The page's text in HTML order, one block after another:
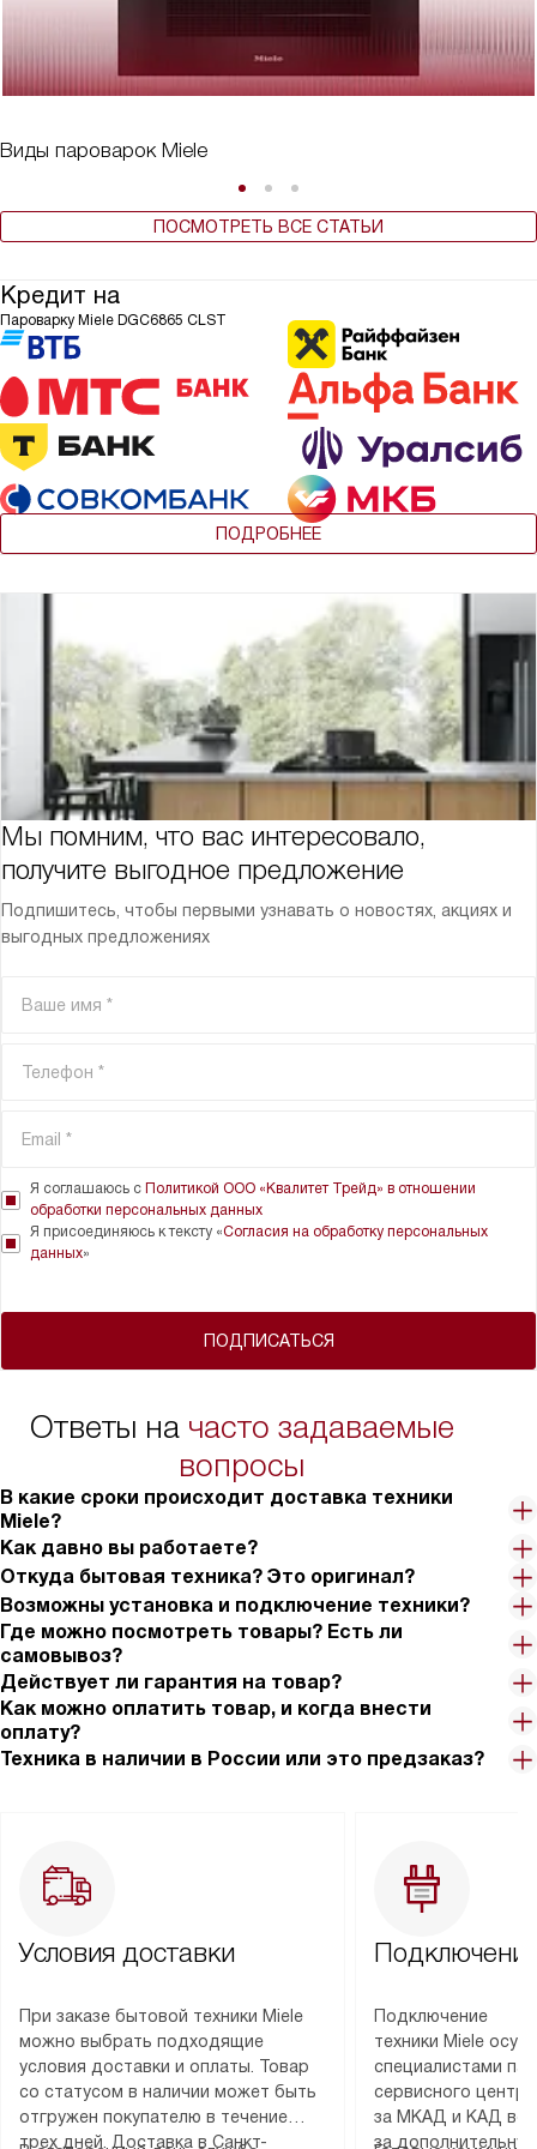
Виды пароварок Miele
ПОСМОТРЕТЬ ВСЕ СТАТЬИ
Кредит на
Пароварку Miele DGC6865 CLST
ПОДРОБНЕЕ
Мы помним, что вас интересовало,
получите выгодное предложение
Подпишитесь, чтобы первыми узнавать о новостях, акциях и
выгодных предложениях
ПОДПИСАТЬСЯ
Я соглашаюсь с Политикой ООО «Квалитет Трейд» в отношении
обработки персональных данных
Я присоединяюсь к тексту «Согласия на обработку персональных
данных»
Ответы на часто задаваемые
вопросы
В какие сроки происходит доставка техники
Miele?
Как давно вы работаете?
Откуда бытовая техника? Это оригинал?
Возможны установка и подключение техники?
Где можно посмотреть товары? Есть ли
самовывоз?
Действует ли гарантия на товар?
Как можно оплатить товар, и когда внести
оплату?
Техника в наличии в России или это предзаказ?
Условия доставки
При заказе бытовой техники Miele
можно выбрать подходящие
условия доставки и оплаты. Товар
со статусом в наличии может быть
отгружен покупателю в течение
трех дней. Доставка в Санкт-
Подключение
техники Miele
специалистами
сервисного
за МКАД и КАД
за